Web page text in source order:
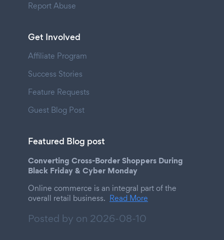
Report Abuse
Get Involved
Affiliate Program
Success Stories
Feature Requests
Guest Blog Post
Featured Blog post
Converting Cross-Border Shoppers During
Black Friday & Cyber Monday
Online commerce is an integral part of the
overall retail business. Read More
Posted by on 2026-08-10